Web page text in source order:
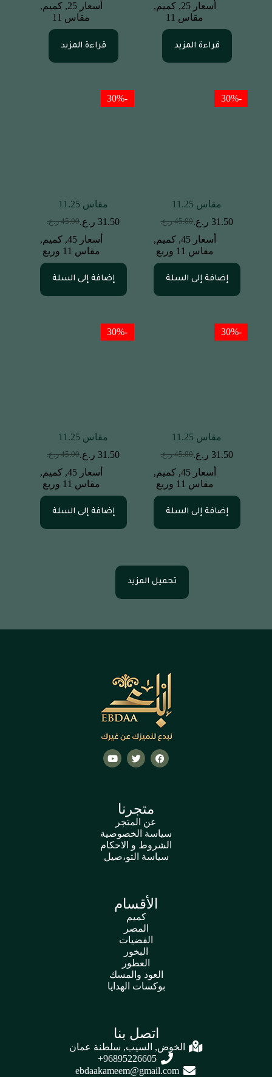
أسعار 25
,كميم,
مقاس 11
قراءة المزيد
أسعار 25
,كميم,
مقاس 11
قراءة المزيد
-30%
مقاس 11.25
45.00 ر.ع. 31.50 ر.ع.
أسعار 45
,كميم,
مقاس 11 وربع
إضافة إلى السلة
-30%
مقاس 11.25
45.00 ر.ع. 31.50 ر.ع.
أسعار 45
,كميم,
مقاس 11 وربع
إضافة إلى السلة
-30%
مقاس 11.25
45.00 ر.ع. 31.50 ر.ع.
أسعار 45
,كميم,
مقاس 11 وربع
إضافة إلى السلة
-30%
مقاس 11.25
45.00 ر.ع. 31.50 ر.ع.
أسعار 45
,كميم,
مقاس 11 وربع
إضافة إلى السلة
تحميل المزيد
متجرنا
عن المتجر
سياسة الخصوصية
الشروط و الاحكام
سياسة التو،صيل
الأقسام
كميم
المصر
الفضيات
البخور
العطور
العود والمسك
بوكسات الهدايا
اتصل بنا
الخوض, السيب, سلطنة عمان
96895226605+
ebdaakameem@gmail.com